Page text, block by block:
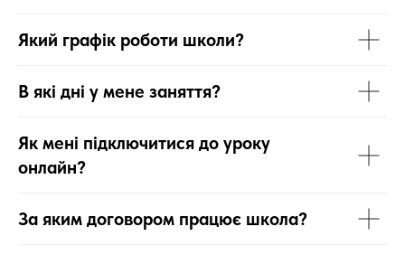
Який графік роботи школи?
В які дні у мене заняття?
Як мені підключитися до уроку
онлайн?
За яким договором працює школа?